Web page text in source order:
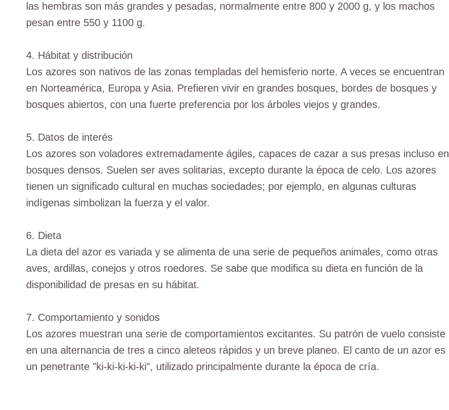
las hembras son más grandes y pesadas, normalmente entre 800 y 2000 g, y los machos
pesan entre 550 y 1100 g.
4. Hábitat y distribución
Los azores son nativos de las zonas templadas del hemisferio norte. A veces se encuentran
en Norteamérica, Europa y Asia. Prefieren vivir en grandes bosques, bordes de bosques y
bosques abiertos, con una fuerte preferencia por los árboles viejos y grandes.
5. Datos de interés
Los azores son voladores extremadamente ágiles, capaces de cazar a sus presas incluso en
bosques densos. Suelen ser aves solitarias, excepto durante la época de celo. Los azores
tienen un significado cultural en muchas sociedades; por ejemplo, en algunas culturas
indígenas simbolizan la fuerza y el valor.
6. Dieta
La dieta del azor es variada y se alimenta de una serie de pequeños animales, como otras
aves, ardillas, conejos y otros roedores. Se sabe que modifica su dieta en función de la
disponibilidad de presas en su hábitat.
7. Comportamiento y sonidos
Los azores muestran una serie de comportamientos excitantes. Su patrón de vuelo consiste
en una alternancia de tres a cinco aleteos rápidos y un breve planeo. El canto de un azor es
un penetrante "ki-ki-ki-ki-ki", utilizado principalmente durante la época de cría.